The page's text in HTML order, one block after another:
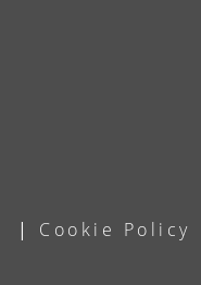
| Cookie Policy